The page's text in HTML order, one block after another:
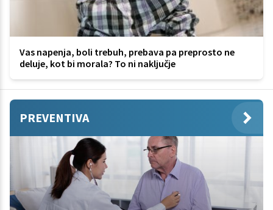
Vas napenja, boli trebuh, prebava pa preprosto ne
deluje, kot bi morala? To ni naključje
PREVENTIVA